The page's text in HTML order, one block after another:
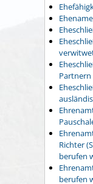
Richter
berufen
berufen